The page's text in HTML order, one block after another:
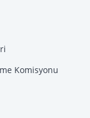
Komisyonu